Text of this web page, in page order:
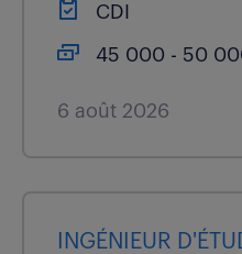
CDI
45 000 - 50
6 août 2026
INGÉNIEUR